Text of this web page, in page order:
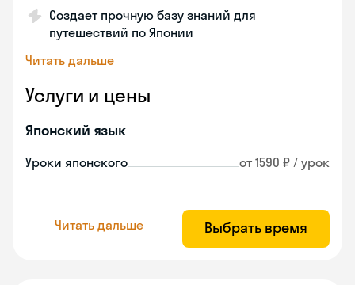
Создает прочную базу знаний для
путешествий по Японии
Читать дальше
Услуги и цены
Японский язык
Уроки японского от 1590 ₽ / урок
Читать дальше Выбрать время